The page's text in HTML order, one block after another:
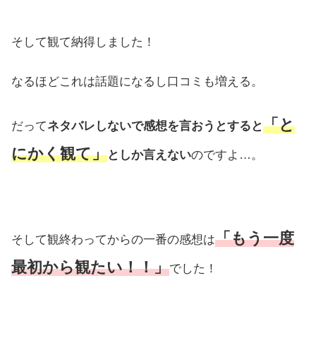
そして観て納得しました！
なるほどこれは話題になるし口コミも増える。
だってネタバレしないで感想を言おうとすると「と
にかく観て」としか言えないのですよ…。
そして観終わってからの一番の感想は「もう一度
最初から観たい！！」でした！